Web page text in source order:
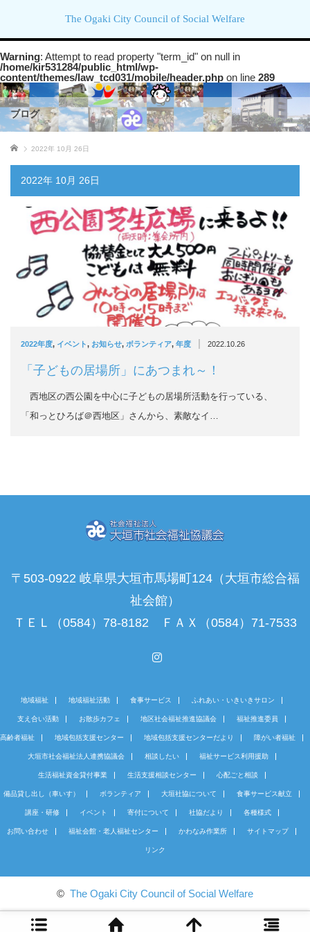
The Ogaki City Council of Social Welfare
Warning: Attempt to read property "term_id" on null in
/home/kir531284/public_html/wp-
content/themes/law_tcd031/mobile/header.php on line 289
ブログ
ホーム 2022年 10月 26日
2022年 10月 26日
2022年度, イベント, お知らせ, ボランティア, 年度 | 2022.10.26
「子どもの居場所」にあつまれ～！
西地区の西公園を中心に子どもの居場所活動を行っている、
「和っとひろば＠西地区」さんから、素敵なイ…
〒503-0922 岐阜県大垣市馬場町124（大垣市総合福
祉会館）
ＴＥＬ（0584）78-8182 ＦＡＸ（0584）71-7533
地域福祉 地域福祉活動 食事サービス ふれあい・いきいきサロン
支え合い活動 お散歩カフェ 地区社会福祉推進協議会 福祉推進委員
高齢者福祉 地域包括支援センター 地域包括支援センターだより 障がい者福祉
大垣市社会福祉法人連携協議会 相談したい 福祉サービス利用援助
生活福祉資金貸付事業 生活支援相談センター 心配ごと相談
備品貸し出し（車いす） ボランティア 大垣社協について 食事サービス献立
講座・研修 イベント 寄付について 社協だより 各種様式
お問い合わせ 福祉会館・老人福祉センター かわなみ作業所 サイトマップ
リンク
© The Ogaki City Council of Social Welfare